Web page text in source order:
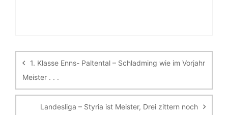
1. Klasse Enns- Paltental – Schladming wie im Vorjahr
Meister . . .
Landesliga – Styria ist Meister, Drei zittern noch